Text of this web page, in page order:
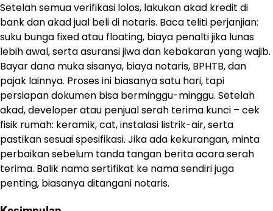
Setelah semua verifikasi lolos, lakukan akad kredit di
bank dan akad jual beli di notaris. Baca teliti perjanjian:
suku bunga fixed atau floating, biaya penalti jika lunas
lebih awal, serta asuransi jiwa dan kebakaran yang wajib.
Bayar dana muka sisanya, biaya notaris, BPHTB, dan
pajak lainnya. Proses ini biasanya satu hari, tapi
persiapan dokumen bisa berminggu-minggu. Setelah
akad, developer atau penjual serah terima kunci – cek
fisik rumah: keramik, cat, instalasi listrik-air, serta
pastikan sesuai spesifikasi. Jika ada kekurangan, minta
perbaikan sebelum tanda tangan berita acara serah
terima. Balik nama sertifikat ke nama sendiri juga
penting, biasanya ditangani notaris.